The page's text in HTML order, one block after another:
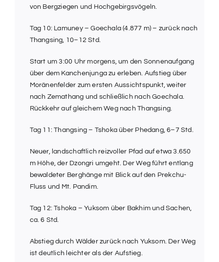
von Bergziegen und Hochgebirgsvögeln.
Tag 10: Lamuney – Goechala (4.877 m) – zurück nach
Thangsing, 10–12 Std.
Start um 3:00 Uhr morgens, um den Sonnenaufgang
über dem Kanchenjunga zu erleben. Aufstieg über
Moränenfelder zum ersten Aussichtspunkt, weiter
nach Zemathang und schließlich nach Goechala.
Rückkehr auf gleichem Weg nach Thangsing.
Tag 11: Thangsing – Tshoka über Phedang, 6–7 Std.
Neuer, landschaftlich reizvoller Pfad auf etwa 3.650
m Höhe, der Dzongri umgeht. Der Weg führt entlang
bewaldeter Berghänge mit Blick auf den Prekchu-
Fluss und Mt. Pandim.
Tag 12: Tshoka – Yuksom über Bakhim und Sachen,
ca. 6 Std.
Abstieg durch Wälder zurück nach Yuksom. Der Weg
ist deutlich leichter als der Aufstieg.